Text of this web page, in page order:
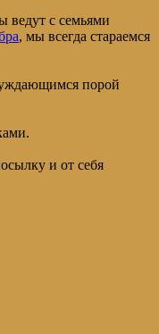
ведут с семьями
, мы всегда стараемся
порой
и от себя